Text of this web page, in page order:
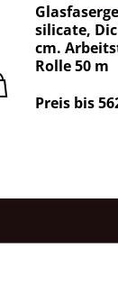
silicate,
cm.
Rolle 50 m
Preis bis